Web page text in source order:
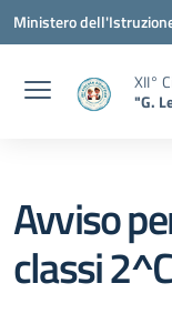
Vai ai contenuti
Vai al menu di
Vai al footer
Ministero
XII°
"G.
Avviso
classi